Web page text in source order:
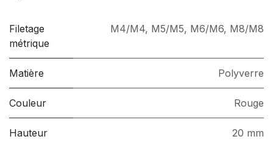
Filetage
métrique
M4/M4, M5/M5, M6/M6, M8/M8
Matière Polyverre
Couleur Rouge
Hauteur 20 mm